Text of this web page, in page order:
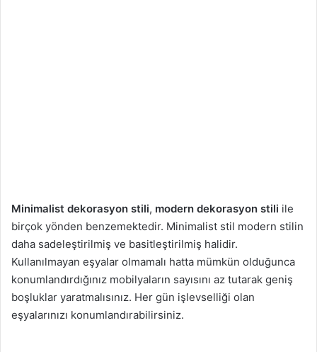
Minimalist dekorasyon stili, modern dekorasyon stili ile
birçok yönden benzemektedir. Minimalist stil modern stilin
daha sadeleştirilmiş ve basitleştirilmiş halidir.
Kullanılmayan eşyalar olmamalı hatta mümkün olduğunca
konumlandırdığınız mobilyaların sayısını az tutarak geniş
boşluklar yaratmalısınız. Her gün işlevselliği olan
eşyalarınızı konumlandırabilirsiniz.